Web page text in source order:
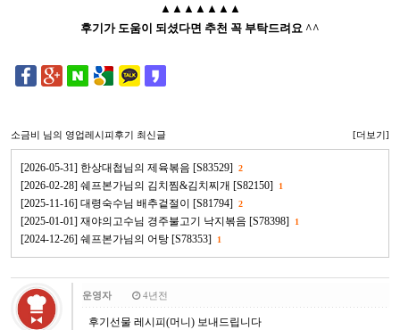
▲▲▲▲▲▲▲
후기가 도움이 되셨다면 추천 꼭 부탁드려요 ^^
소금비 님의 영업레시피후기 최신글 [더보기]
[2026-05-31] 한상대첩님의 제육볶음 [S83529] 2
[2026-02-28] 쉐프본가님의 김치찜&김치찌개 [S82150] 1
[2025-11-16] 대령숙수님 배추겉절이 [S81794] 2
[2025-01-01] 재야의고수님 경주불고기 낙지볶음 [S78398] 1
[2024-12-26] 쉐프본가님의 어탕 [S78353] 1
운영자 4년전
후기선물 레시피(머니) 보내드립니다